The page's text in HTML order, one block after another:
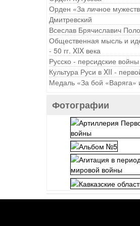
Орден «За личное
Дмитревский
Всеслав Брячиславич
Общественная мысль и
- 50 гг. XIX века
Русско - персидские войны
Культура Руси в XII -
Медаль «За бой «Варяга»
Фотографии